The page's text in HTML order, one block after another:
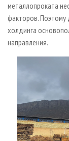
металлопроката
факторов.
холдинга
направления.